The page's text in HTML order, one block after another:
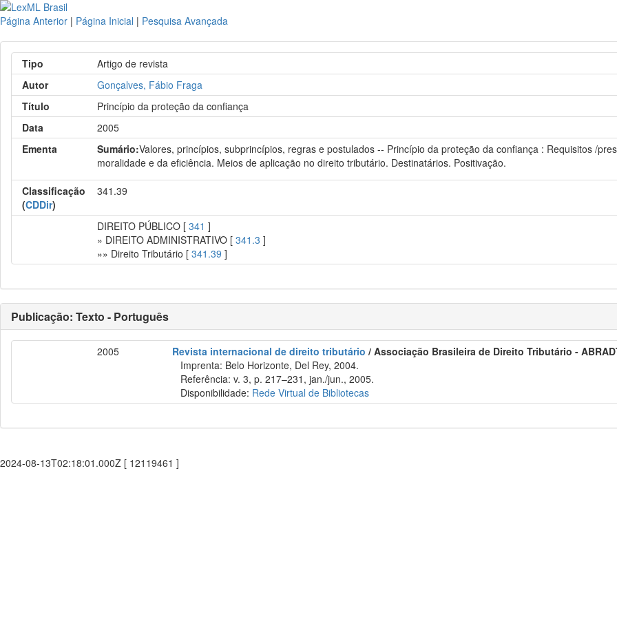
Página Anterior | Página Inicial | Pesquisa Avançada
Tipo
Artigo de revista
Autor
Gonçalves, Fábio Fraga
Título
Princípio da proteção da confiança
Data
2005
Ementa
Sumário:Valores, princípios, subprincípios, regras e postulados -- Princípio da proteção da confiança : Requisitos /
moralidade e da eficiência. Meios de aplicação no direito tributário. Destinatários. Positivação.
Classificação
(CDDir)
341.39
DIREITO PÚBLICO [341 ]
» DIREITO ADMINISTRATIVO [341.3 ]
»» Direito Tributário [341.39 ]
Publicação: Texto - Português
2005 Revista internacional de direito tributário / Associação Brasileira de Direito Tributário -
Imprenta: Belo Horizonte, Del Rey, 2004.
Referência: v. 3, p. 217–231, jan./jun., 2005.
Disponibilidade: Rede Virtual de Bibliotecas
2024-08-13T02:18:01.000Z [ 12119461 ]